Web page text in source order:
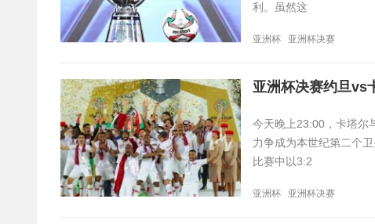
利。虽然这
亚洲杯 亚洲杯决赛
亚洲杯决赛约旦vs
今天晚上23:00，卡塔尔
力争成为本世纪第二个
比赛中以3:2
亚洲杯 亚洲杯决赛